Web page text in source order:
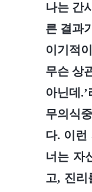
나는 간
른 결과
이기적
무슨 상
아닌데
무의식
다. 이런
너는 자
고, 진리